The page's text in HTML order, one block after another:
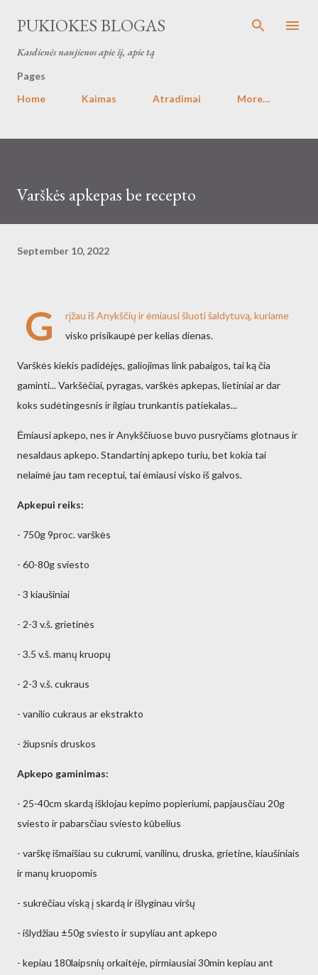
Skip to main content
PUKIOKES BLOGAS
Kasdienės naujienos apie šį, apie tą
Pages
Home
Kaimas Atradimai More…
Varškės apkepas be recepto
September 10, 2022
G
rįžau iš Anykščių ir ėmiausi šluoti šaldytuvą, kuriame
visko prisikaupė per kelias dienas.
Varškės kiekis padidėjęs, galiojimas link pabaigos, tai ką čia
gaminti... Varkšėčiai, pyragas, varškės apkepas, lietiniai ar dar
koks sudėtingesnis ir ilgiau trunkantis patiekalas...
Ėmiausi apkepo, nes ir Anykščiuose buvo pusryčiams glotnaus ir
nesaldaus apkepo. Standartinį apkepo turiu, bet kokia tai
nelaimė jau tam receptui, tai ėmiausi visko iš galvos.
Apkepui reiks:
- 750g 9proc. varškės
- 60-80g sviesto
- 3 kiaušiniai
- 2-3 v.š. grietinės
- 3.5 v.š. manų kruopų
- 2-3 v.š. cukraus
- vanilio cukraus ar ekstrakto
- žiupsnis druskos
Apkepo gaminimas:
- 25-40cm skardą išklojau kepimo popieriumi, papjausčiau 20g
sviesto ir pabarsčiau sviesto kūbelius
- varškę išmaišiau su cukrumi, vanilinu, druska, grietine, kiaušiniais
ir manų kruopomis
- sukrėčiau viską į skardą ir išlyginau viršų
- išlydžiau ±50g sviesto ir supyliau ant apkepo
- kepiau 180laipsnių orkaitėje, pirmiausiai 30min kepiau ant